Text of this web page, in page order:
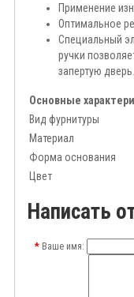
Применение
Оптимальное
Специальный
ручки
запертую дверь.
Основные
Вид фурнитуры
Материал
Форма основания
Цвет
Написать
Ваше имя: